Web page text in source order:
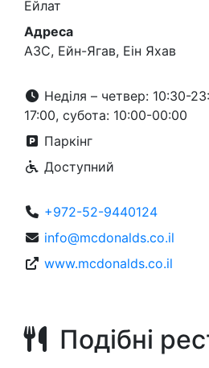
Ейлат
Адреса
АЗС, Ейн-Ягав, Еін Яхав
Неділя – четвер: 10:30-
17:00, субота: 10:00-00:00
Паркінг
Доступний
+972-52-9440124
info@mcdonalds.co.il
www.mcdonalds.co.il
Подібні